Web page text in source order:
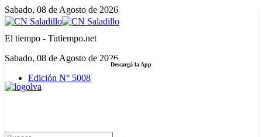
Sabado, 08 de Agosto de 2026
El tiempo - Tutiempo.net
Sabado, 08 de Agosto de 2026
Edición N° 5008
Descargá la App